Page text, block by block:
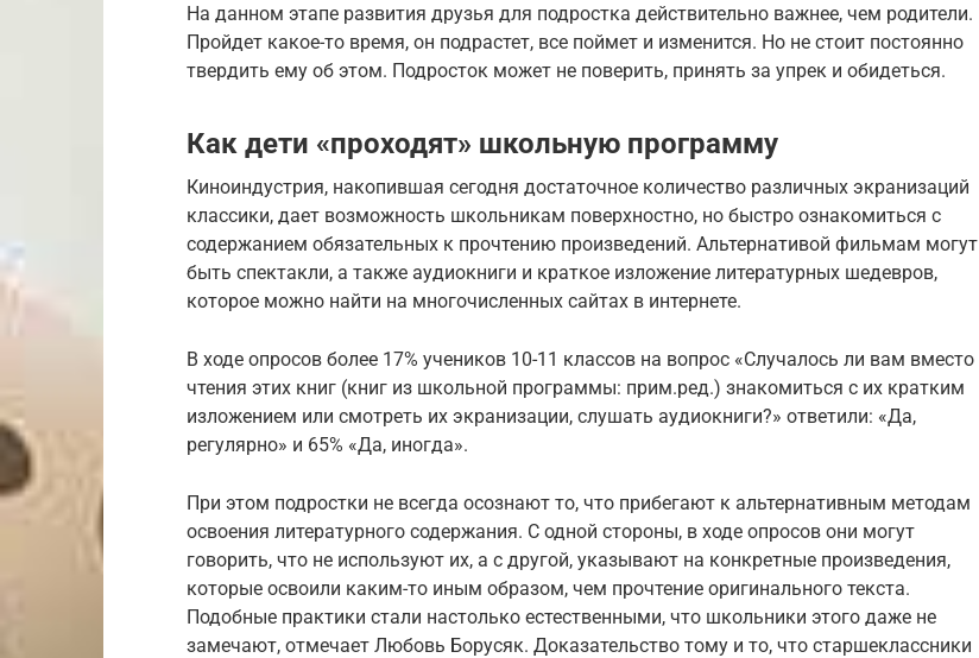
На данном этапе развития друзья для подростка действительно важнее, чем родители.
Пройдет какое-то время, он подрастет, все поймет и изменится. Но не стоит постоянно
твердить ему об этом. Подросток может не поверить, принять за упрек и обидеться.
Как дети «проходят» школьную программу
Киноиндустрия, накопившая сегодня достаточное количество различных экранизаций
классики, дает возможность школьникам поверхностно, но быстро ознакомиться с
содержанием обязательных к прочтению произведений. Альтернативой фильмам могут
быть спектакли, а также аудиокниги и краткое изложение литературных шедевров,
которое можно найти на многочисленных сайтах в интернете.
В ходе опросов более 17% учеников 10-11 классов на вопрос «Случалось ли вам вместо
чтения этих книг (книг из школьной программы: прим.ред.) знакомиться с их кратким
изложением или смотреть их экранизации, слушать аудиокниги?» ответили: «Да,
регулярно» и 65% «Да, иногда».
При этом подростки не всегда осознают то, что прибегают к альтернативным методам
освоения литературного содержания. С одной стороны, в ходе опросов они могут
говорить, что не используют их, а с другой, указывают на конкретные произведения,
которые освоили каким-то иным образом, чем прочтение оригинального текста.
Подобные практики стали настолько естественными, что школьники этого даже не
замечают, отмечает Любовь Борусяк. Доказательство тому и то, что старшеклассники